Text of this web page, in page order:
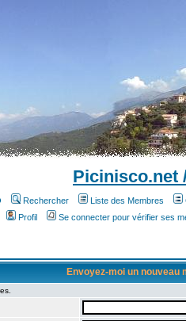
Picinisco.net
Rechercher Liste des Membres
Profil
Se connecter pour vérifier ses
Envoyez-moi un nouveau